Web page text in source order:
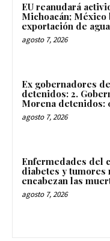
EU reanudará
Michoacán; México
exportación de
agosto 7, 2026
Ex gobernadores
detenidos: 2.
Morena detenidos:
agosto 7, 2026
Enfermedades del
diabetes y tumores
encabezan las
agosto 7, 2026